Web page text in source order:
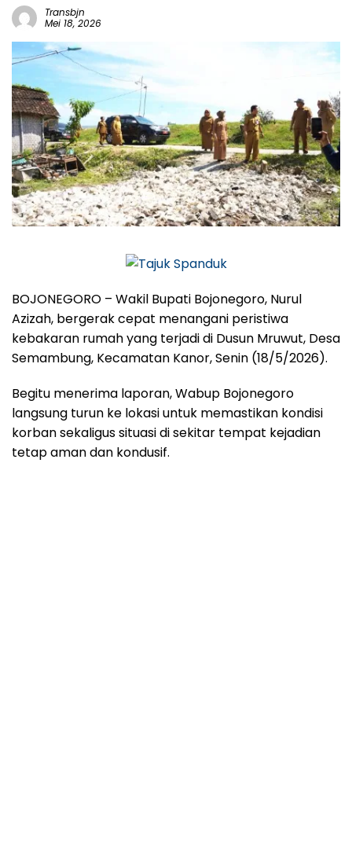
Transbjn
Mei 18, 2026
BOJONEGORO – Wakil Bupati Bojonegoro, Nurul
Azizah, bergerak cepat menangani peristiwa
kebakaran rumah yang terjadi di Dusun Mruwut, Desa
Semambung, Kecamatan Kanor, Senin (18/5/2026).
Begitu menerima laporan, Wabup Bojonegoro
langsung turun ke lokasi untuk memastikan kondisi
korban sekaligus situasi di sekitar tempat kejadian
tetap aman dan kondusif.